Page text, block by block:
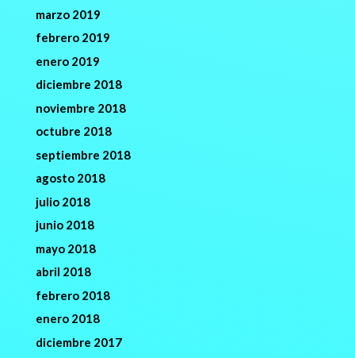
marzo 2019
febrero 2019
enero 2019
diciembre 2018
noviembre 2018
octubre 2018
septiembre 2018
agosto 2018
julio 2018
junio 2018
mayo 2018
abril 2018
febrero 2018
enero 2018
diciembre 2017